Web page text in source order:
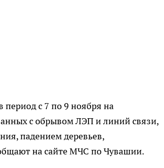
период с 7 по 9 ноября на
с обрывом ЛЭП и линий связи,
падением деревьев,
на сайте МЧС по Чувашии.